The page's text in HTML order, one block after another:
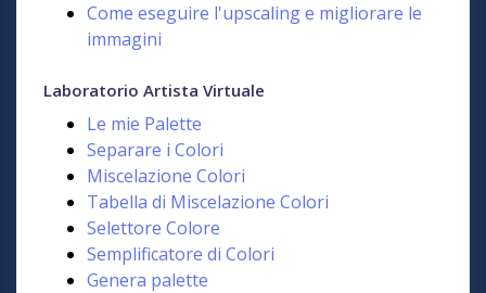
Come eseguire l'upscaling e migliorare le
immagini
Laboratorio Artista Virtuale
Le mie Palette
Separare i Colori
Miscelazione Colori
Tabella di Miscelazione Colori
Selettore Colore
Semplificatore di Colori
Genera palette